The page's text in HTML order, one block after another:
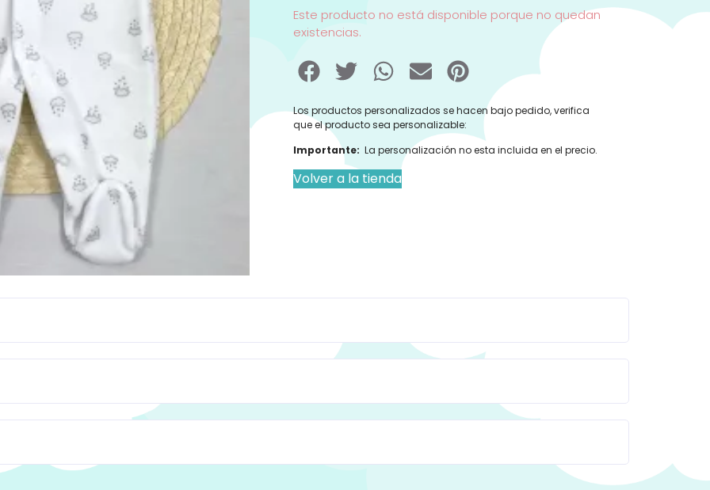
Este producto no está disponible porque no quedan
existencias.
Los productos personalizados se hacen bajo pedido, verifica
que el producto sea personalizable:
Importante: La personalización no esta incluida en el precio.
Volver a la tienda